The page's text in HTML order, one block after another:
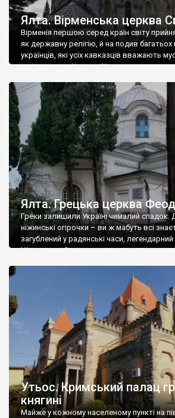
Ялта. Вірменська церква
Вірменія першою серед країн світу
як державну релігію, й на подив багатьох
українців, які усіх кавказців вважають
є відданими вірянами Христа
Ялта. Грецька церква
Греки залишили Україні чималий спадок.
ніжинські огірочки – ви ж мабуть всі
загублений у радянські часи,
Ніжин греки?
Утьос. Кримський палац
княгині
Майже у кожному населеному пункті на